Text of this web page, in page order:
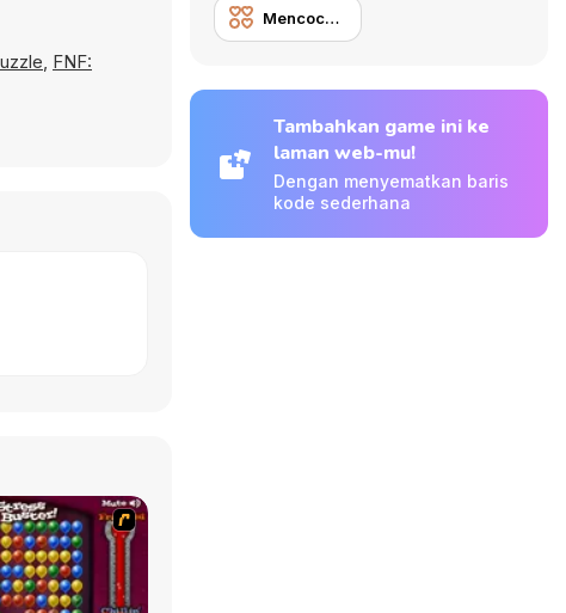
, FNF:
Mencocokkan 3 Benda
Tambahkan game ini ke
laman web-mu!
Dengan menyematkan baris
kode sederhana